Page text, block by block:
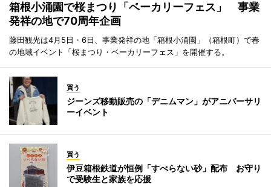
箱根小涌園で桜まつり「ベーカリーフェス」 事業
発祥の地で70周年企画
藤田観光は4月5日・6日、事業発祥の地「箱根小涌園」（箱根町）で春
の地域イベント「桜まつり・ベーカリーフェス」を開催する。
買う
ジーンズ移動販売の「デニムマン」がアニバーサリ
ーイベント
買う
伊豆箱根鉄道が恒例「すべらない砂」配布 お守り
で受験生と家族を応援